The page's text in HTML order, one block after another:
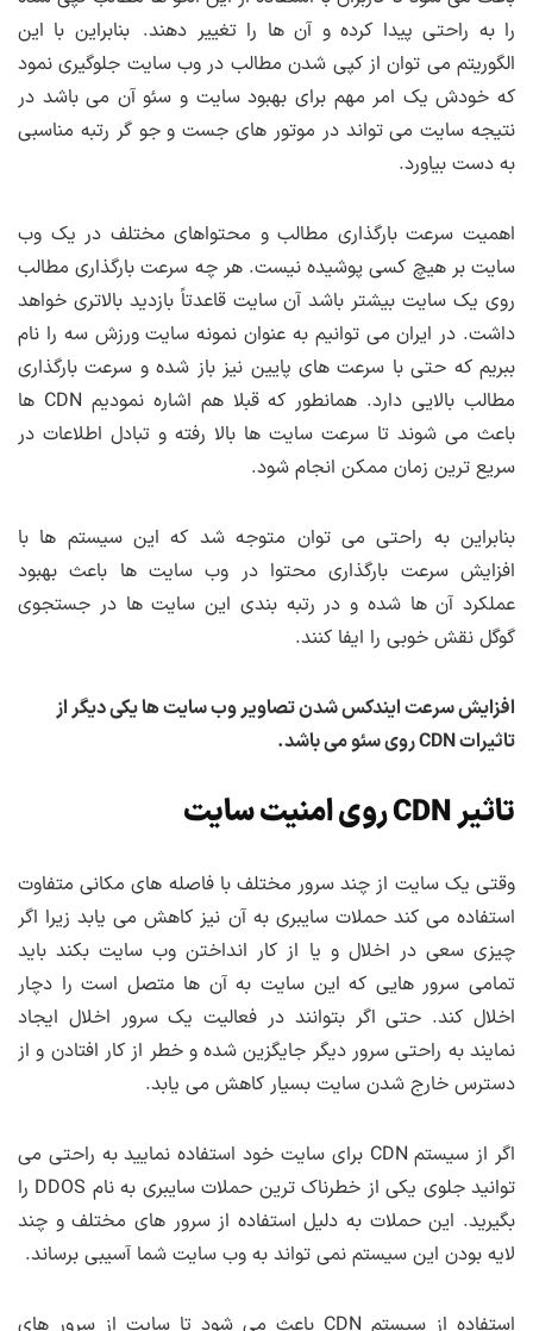
را به راحتی پیدا کرده و آن ها را تغییر دهند. بنابراین با این
الگوریتم می توان از کپی شدن مطالب در وب سایت جلوگیری نمود
که خودش یک امر مهم برای بهبود سایت و سئو آن می باشد در
نتیجه سایت می تواند در موتور های جست و جو گر رتبه مناسبی
به دست بیاورد.
اهمیت سرعت بارگذاری مطالب و محتواهای مختلف در یک وب
سایت بر هیچ کسی پوشیده نیست. هر چه سرعت بارگذاری مطالب
روی یک سایت بیشتر باشد آن سایت قاعدتاً بازدید بالاتری خواهد
داشت. در ایران می توانیم به عنوان نمونه سایت ورزش سه را نام
ببریم که حتی با سرعت های پایین نیز باز شده و سرعت بارگذاری
مطالب بالایی دارد. همانطور که قبلا هم اشاره نمودیم CDN ها
باعث می شوند تا سرعت سایت ها بالا رفته و تبادل اطلاعات در
سریع ترین زمان ممکن انجام شود.
بنابراین به راحتی می توان متوجه شد که این سیستم ها با
افزایش سرعت بارگذاری محتوا در وب سایت ها باعث بهبود
عملکرد آن ها شده و در رتبه بندی این سایت ها در جستجوی
گوگل نقش خوبی را ایفا کنند.
افزایش سرعت ایندکس شدن تصاویر وب سایت ها یکی دیگر از
تاثیرات CDN روی سئو می باشد.
تاثیر CDN روی امنیت سایت
وقتی یک سایت از چند سرور مختلف با فاصله های مکانی متفاوت
استفاده می کند حملات سایبری به آن نیز کاهش می یابد زیرا اگر
چیزی سعی در اخلال و یا از کار انداختن وب سایت بکند باید
تمامی سرور هایی که این سایت به آن ها متصل است را دچار
اخلال کند. حتی اگر بتوانند در فعالیت یک سرور اخلال ایجاد
نمایند به راحتی سرور دیگر جایگزین شده و خطر از کار افتادن و از
دسترس خارج شدن سایت بسیار کاهش می یابد.
اگر از سیستم CDN برای سایت خود استفاده نمایید به راحتی می
توانید جلوی یکی از خطرناک ترین حملات سایبری به نام DDOS را
بگیرید. این حملات به دلیل استفاده از سرور های مختلف و چند
لایه بودن این سیستم نمی تواند به وب سایت شما آسیبی برساند.
استفاده از سیستم CDN باعث می شود تا سایت از سرور های